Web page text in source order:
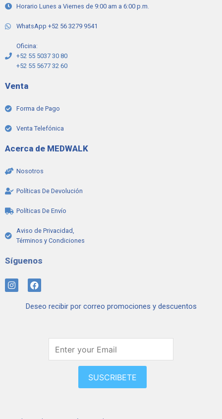
Horario Lunes a Viernes de 9:00 am a 6:00 p.m.
WhatsApp +52 56 3279 9541
Oficina:
+52 55 5037 30 80
+52 55 5677 32 60
Venta
Forma de Pago
Venta Telefónica
Acerca de MEDWALK
Nosotros
Políticas De Devolución
Políticas De Envío
Aviso de Privacidad,
Términos y Condiciones
Síguenos
I
n
F
a
e
Deseo recibir por correo promociones y descuentos
SUSCRIBETE